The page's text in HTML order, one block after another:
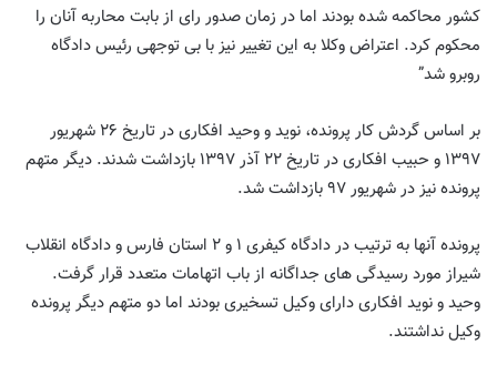
کشور محاکمه شده بودند اما در زمان صدور رای از بابت محاربه آنان را
محکوم کرد. اعتراض وکلا به این تغییر نیز با بی توجهی رئیس دادگاه
روبرو شد”
بر اساس گردش کار پرونده، نوید و وحید افکاری در تاریخ ۲۶ شهریور
۱۳۹۷ و حبیب افکاری در تاریخ ۲۲ آذر ۱۳۹۷ بازداشت شدند. دیگر متهم
پرونده نیز در شهریور ۹۷ بازداشت شد.
پرونده آنها به ترتیب در دادگاه کیفری ۱ و ۲ استان فارس و دادگاه انقلاب
شیراز مورد رسیدگی های جداگانه از باب اتهامات متعدد قرار گرفت.
وحید و نوید افکاری دارای وکیل تسخیری بودند اما دو متهم دیگر پرونده
وکیل نداشتند.